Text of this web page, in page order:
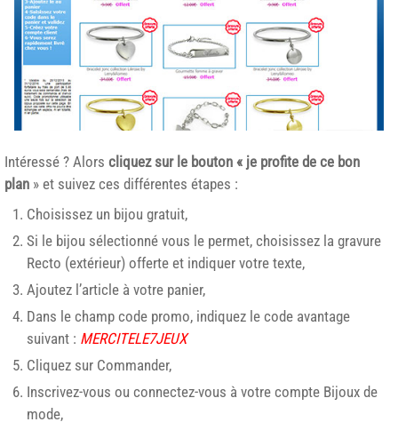
Intéressé ? Alors cliquez sur le bouton « je profite de ce bon
plan » et suivez ces différentes étapes :
Choisissez un bijou gratuit,
Si le bijou sélectionné vous le permet, choisissez la gravure
Recto (extérieur) offerte et indiquer votre texte,
Ajoutez l’article à votre panier,
Dans le champ code promo, indiquez le code avantage
suivant : MERCITELE7JEUX
Cliquez sur Commander,
Inscrivez-vous ou connectez-vous à votre compte Bijoux de
mode,